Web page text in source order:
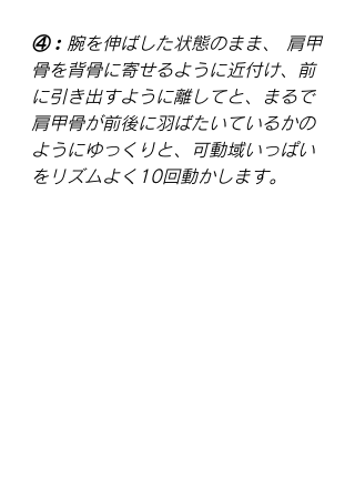
④︰腕を伸ばした状態のまま、 肩甲
骨を背骨に寄せるように近付け、前
に引き出すように離してと、まるで
肩甲骨が前後に羽ばたいているかの
ようにゆっくりと、可動域いっぱい
をリズムよく10回動かします。